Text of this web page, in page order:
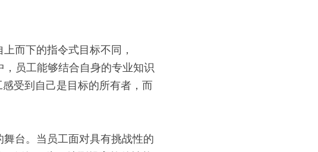
员工能够结合自身的专业知识
受到自己是目标的所有者，而